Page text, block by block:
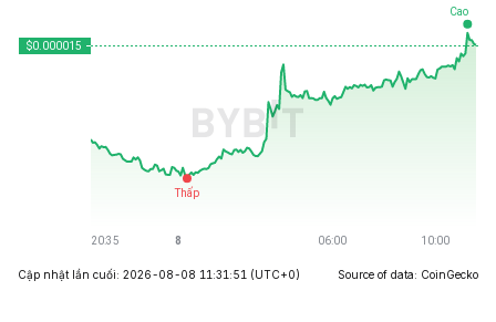
Cập nhật lần cuối: 2026-08-08 11:31:51 (UTC+0) Source of data: CoinGecko